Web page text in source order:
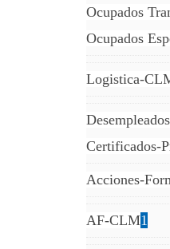
Ocupados
Ocupados
Logistica-
Certificados-
Acciones-
AF-CLM1